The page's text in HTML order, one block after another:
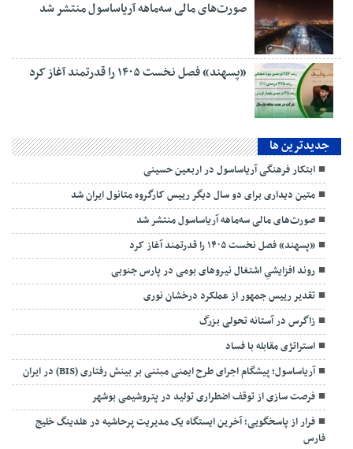
صورت‌های مالی سه‌ماهه آریاساسول منتشر شد
«پسهند» فصل نخست ۱۴۰۵ را قدرتمند آغاز کرد
جديدترين ها
ابتکار فرهنگی آریاساسول در اربعین حسینی
متین دیداری برای دو سال دیگر رییس کارگروه متانول ایران شد
صورت‌های مالی سه‌ماهه آریاساسول منتشر شد
«پسهند» فصل نخست ۱۴۰۵ را قدرتمند آغاز کرد
روند افزایشیِ اشتغال نیروهای بومی در پارس جنوبی
تقدیر رییس جمهور از عملکرد درخشان نوری
زاگرس در آستانه تحولی بزرگ
استراتژی مقابله با فساد
آریاساسول؛ پیشگام اجرای طرح ایمنی مبتنی بر بینش رفتاری (BIS) در ایران
فرصت سازی از توقف اضطراری تولید در پتروشیمی بوشهر
فرار از پاسخگویی؛ آخرین ایستگاه یک مدیریت پرحاشیه در هلدینگ خلیج
فارس